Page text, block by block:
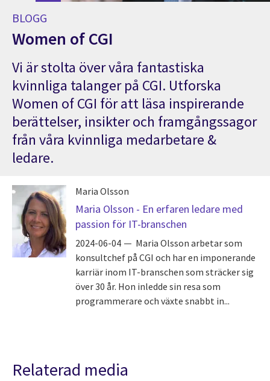
BLOGG
Women of CGI
Vi är stolta över våra fantastiska
kvinnliga talanger på CGI. Utforska
Women of CGI för att läsa inspirerande
berättelser, insikter och framgångssagor
från våra kvinnliga medarbetare &
ledare.
Maria Olsson
Maria Olsson - En erfaren ledare med
passion för IT-branschen
2024-06-04
Maria Olsson arbetar som
konsultchef på CGI och har en imponerande
karriär inom IT-branschen som sträcker sig
över 30 år. Hon inledde sin resa som
programmerare och växte snabbt in...
Relaterad media